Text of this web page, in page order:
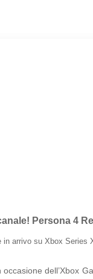
Persona 4
in arrivo su Xbox Series
occasione dell’Xbox